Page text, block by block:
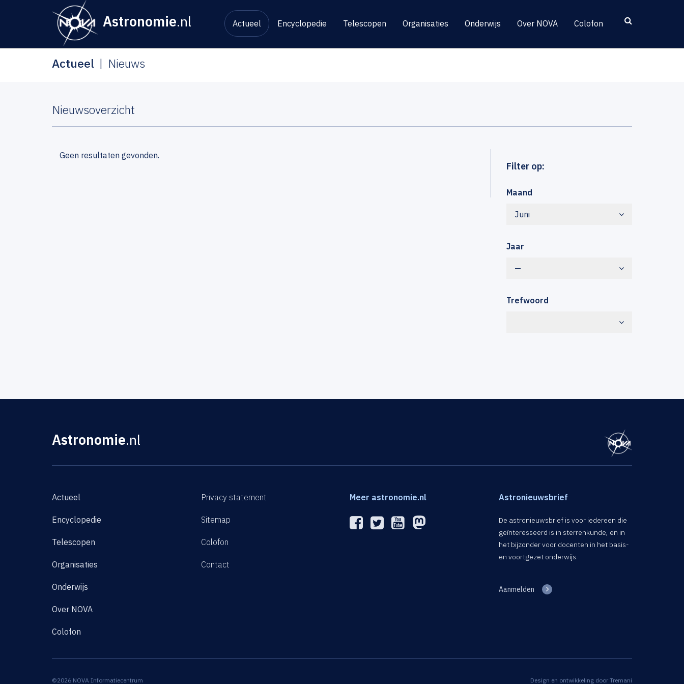
Astronomie.nl Actueel Encyclopedie Telescopen Organisaties Onderwijs Over NOVA Colofon
Actueel Nieuws
Nieuwsoverzicht
Filter op:
Maand
Juni
Jaar
—
Trefwoord
Geen resultaten gevonden.
Astronomie.nl
Actueel
Encyclopedie
Telescopen
Organisaties
Onderwijs
Over NOVA
Colofon
Privacy statement
Sitemap
Colofon
Contact
Meer astronomie.nl Astronieuwsbrief
De astronieuwsbrief is voor iedereen die
geïnteresseerd is in sterrenkunde, en in
het bijzonder voor docenten in het basis-
en voortgezet onderwijs.
Aanmelden
©2026 NOVA Informatiecentrum Design en ontwikkeling door Tremani